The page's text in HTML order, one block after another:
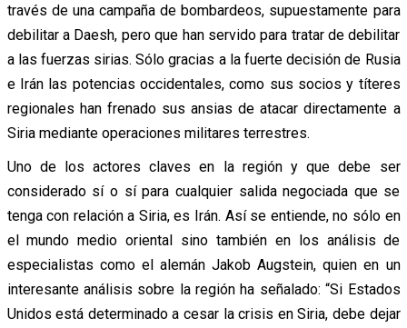
través de una campaña de bombardeos, supuestamente para
debilitar a Daesh, pero que han servido para tratar de debilitar
a las fuerzas sirias. Sólo gracias a la fuerte decisión de Rusia
e Irán las potencias occidentales, como sus socios y títeres
regionales han frenado sus ansias de atacar directamente a
Siria mediante operaciones militares terrestres.
Uno de los actores claves en la región y que debe ser
considerado sí o sí para cualquier salida negociada que se
tenga con relación a Siria, es Irán. Así se entiende, no sólo en
el mundo medio oriental sino también en los análisis de
especialistas como el alemán Jakob Augstein, quien en un
interesante análisis sobre la región ha señalado: “Si Estados
Unidos está determinado a cesar la crisis en Siria, debe dejar